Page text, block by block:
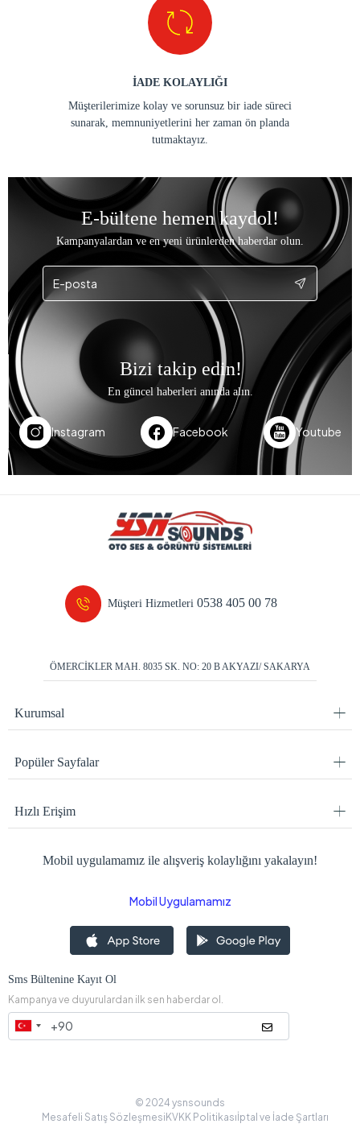
İADE KOLAYLIĞI
Müşterilerimize kolay ve sorunsuz bir iade süreci
sunarak, memnuniyetlerini her zaman ön planda
tutmaktayız.
E-bültene hemen kaydol!
Kampanyalardan ve en yeni ürünlerden haberdar olun.
Bizi takip edin!
En güncel haberleri anında alın.
Instagram Facebook Youtube
Müşteri Hizmetleri0538 405 00 78
ÖMERCİKLER MAH. 8035 SK. NO: 20 B AKYAZI/ SAKARYA
Kurumsal
Popüler Sayfalar
Hızlı Erişim
Mobil uygulamamız ile alışveriş kolaylığını yakalayın!
Mobil Uygulamamız
Sms Bültenine Kayıt Ol
Kampanya ve duyurulardan ilk sen haberdar ol.
© 2024 ysnsounds
Mesafeli Satış Sözleşmesi KVKK Politikasıİptal ve İade Şartları